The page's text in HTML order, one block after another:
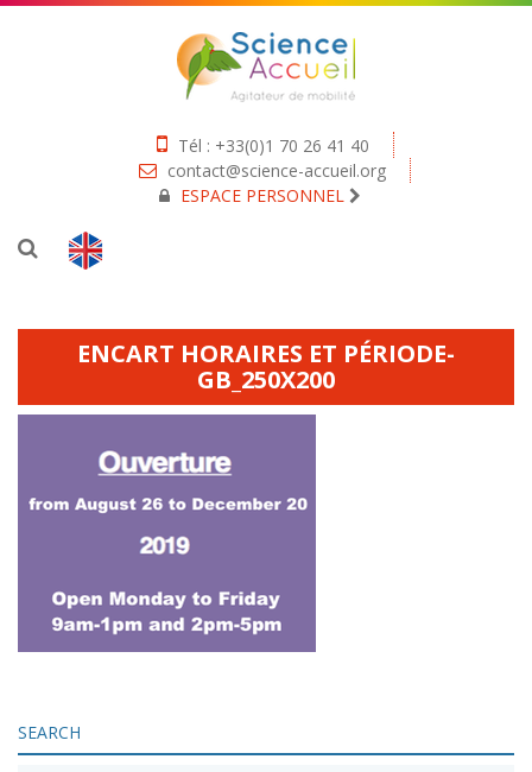
Tél : +33(0)1 70 26 41 40
contact@science-accueil.org
ESPACE PERSONNEL
ENCART HORAIRES ET PÉRIODE-
GB_250X200
SEARCH